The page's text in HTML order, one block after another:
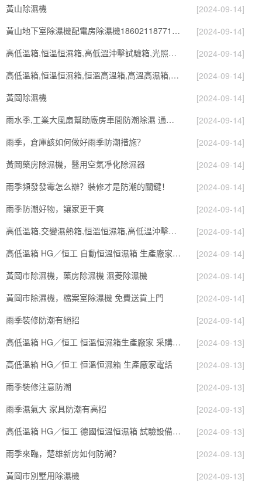
黃山除濕機
[2024-09-14]
黃山地下室除濕機配電房除濕機18602118771 返回列表頁
[2024-09-14]
高低溫箱,恒溫恒濕箱,高低溫沖擊試驗箱,光照老化試驗箱,真空箱
[2024-09-14]
高低溫箱,恒溫恒濕箱,恒溫高溫箱,高溫高濕箱,低溫試驗箱
[2024-09-14]
黃岡除濕機
[2024-09-14]
雨水季,工業大風扇幫助廠房車間防潮除濕 通風換氣
[2024-09-14]
雨季，倉庫該如何做好雨季防潮措施？
[2024-09-14]
黃岡藥房除濕機，醫用空氣凈化除濕器
[2024-09-14]
雨季頻發發霉怎么辦？裝修才是防潮的關鍵！
[2024-09-14]
雨季防潮好物，讓家更干爽
[2024-09-14]
高低溫箱,交變濕熱箱,恒溫恒濕箱,高低溫沖擊箱,鹽霧機
[2024-09-14]
高低溫箱 HG／恒工 自動恒溫恒濕箱 生產廠家電話
[2024-09-14]
黃岡市除濕機，藥房除濕機 濕菱除濕機
[2024-09-14]
黃岡市除濕機，檔案室除濕機 免費送貨上門
[2024-09-14]
雨季裝修防潮有絕招
[2024-09-14]
高低溫箱 HG／恒工 恒溫恒濕箱生產廠家 采購批發價格
[2024-09-13]
高低溫箱 HG／恒工 恒溫恒濕箱 生產廠家電話
[2024-09-13]
雨季裝修注意防潮
[2024-09-13]
雨季濕氣大 家具防潮有高招
[2024-09-13]
高低溫箱 HG／恒工 德國恒溫恒濕箱 試驗設備生產廠家
[2024-09-13]
雨季來臨，楚雄新房如何防潮？
[2024-09-13]
黃岡市別墅用除濕機
[2024-09-13]